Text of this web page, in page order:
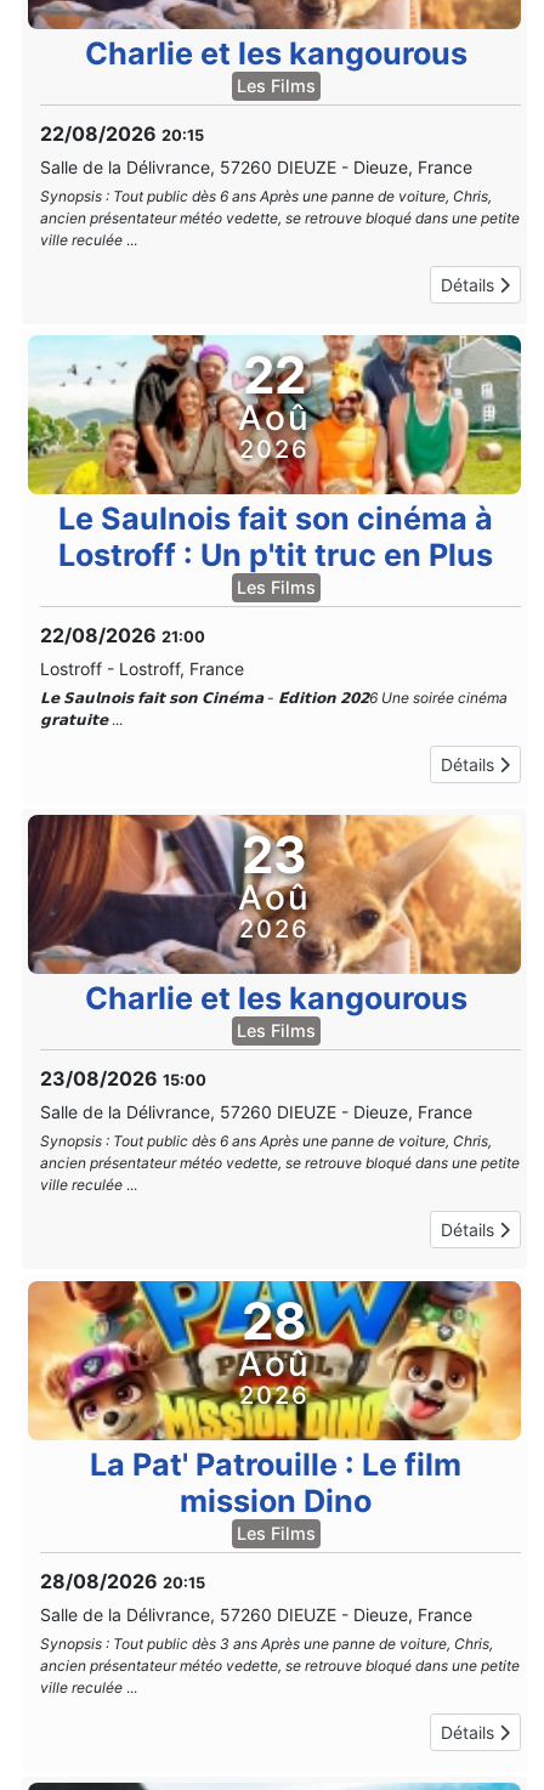
Charlie et les kangourous
Les Films
22/08/2026 20:15
Salle de la Délivrance, 57260 DIEUZE - Dieuze, France
Synopsis : Tout public dès 6 ans Après une panne de voiture, Chris,
ancien présentateur météo vedette, se retrouve bloqué dans une petite
ville reculée ...
Détails
22
Aoû
2026
Le Saulnois fait son cinéma à
Lostroff : Un p'tit truc en Plus
Les Films
22/08/2026 21:00
Lostroff - Lostroff, France
𝗟𝗲 𝗦𝗮𝘂𝗹𝗻𝗼𝗶𝘀 𝗳𝗮𝗶𝘁 𝘀𝗼𝗻 𝗖𝗶𝗻𝗲́𝗺𝗮 - 𝗘́𝗱𝗶𝘁𝗶𝗼𝗻 𝟮𝟬𝟮6 Une soirée cinéma
𝗴𝗿𝗮𝘁𝘂𝗶𝘁𝗲...
Détails
23
Aoû
2026
Charlie et les kangourous
Les Films
23/08/2026 15:00
Salle de la Délivrance, 57260 DIEUZE - Dieuze, France
Synopsis : Tout public dès 6 ans Après une panne de voiture, Chris,
ancien présentateur météo vedette, se retrouve bloqué dans une petite
ville reculée ...
Détails
28
Aoû
2026
La Pat' Patrouille : Le film
mission Dino
Les Films
28/08/2026 20:15
Salle de la Délivrance, 57260 DIEUZE - Dieuze, France
Synopsis : Tout public dès 3 ans Après une panne de voiture, Chris,
ancien présentateur météo vedette, se retrouve bloqué dans une petite
ville reculée ...
Détails